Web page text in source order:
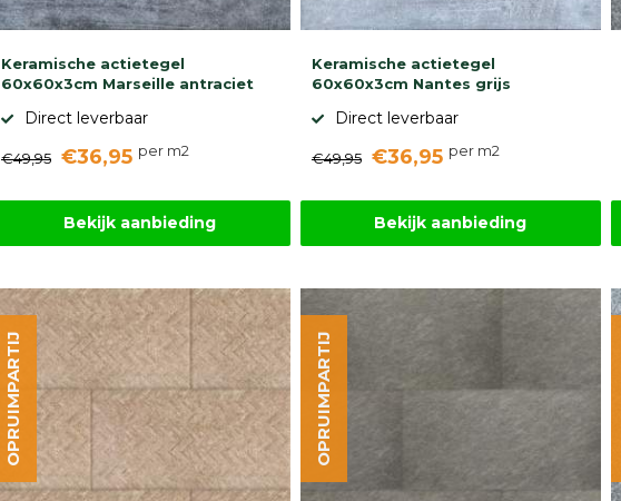
Keramische actietegel
60x60x3cm Marseille antraciet
Direct leverbaar
€49,95 €36,95 per m2
Bekijk aanbieding
Keramische actietegel
60x60x3cm Nantes grijs
Direct leverbaar
€49,95 €36,95 per m2
Bekijk aanbieding
OPRUIMPARTIJ OPRUIMPARTIJ